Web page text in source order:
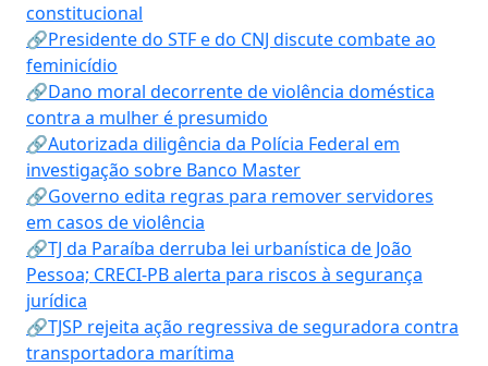
constitucional
🔗Presidente do STF e do CNJ discute combate ao
feminicídio
🔗Dano moral decorrente de violência doméstica
contra a mulher é presumido
🔗Autorizada diligência da Polícia Federal em
investigação sobre Banco Master
🔗Governo edita regras para remover servidores
em casos de violência
🔗TJ da Paraíba derruba lei urbanística de João
Pessoa; CRECI-PB alerta para riscos à segurança
jurídica
🔗TJSP rejeita ação regressiva de seguradora contra
transportadora marítima